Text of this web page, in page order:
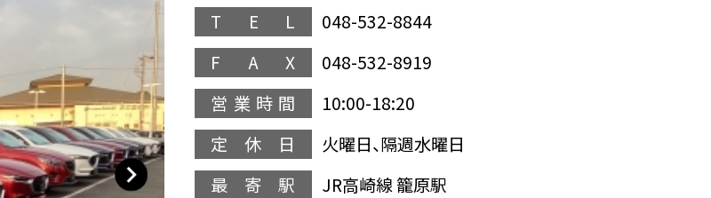
T E L
048-532-8844
F A X
048-532-8919
営業時間
10:00-18:20
定休日
火曜日、隔週水曜日
最寄駅
JR高崎線 籠原駅